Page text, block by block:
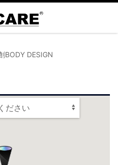
BODY DESIGN
ださい